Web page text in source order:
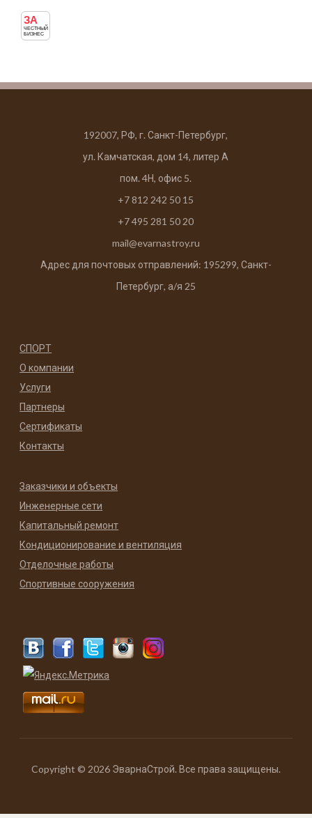
ЗА
ЧЕСТНЫЙ
БИЗНЕС
192007, РФ, г. Санкт-Петербург,
ул. Камчатская, дом 14, литер А
пом. 4Н, офис 5.
+7 812 242 50 15
+7 495 281 50 20
mail@evarnastroy.ru
Адрес для почтовых отправлений: 195299, Санкт-
Петербург, а/я 25
СПОРТ
О компании
Услуги
Партнеры
Сертификаты
Контакты
Заказчики и объекты
Инженерные сети
Капитальный ремонт
Кондиционирование и вентиляция
Отделочные работы
Спортивные сооружения
Copyright © 2026 ЭварнаСтрой. Все права защищены.